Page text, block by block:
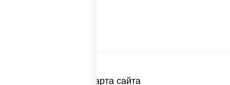
Карта сайта